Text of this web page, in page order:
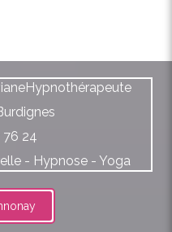
24
- Hypnose - Yoga